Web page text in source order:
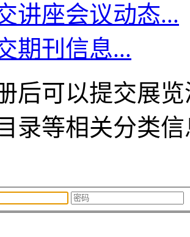
讲座会议动态...
期刊信息...
后可以提交展
录等相关分类